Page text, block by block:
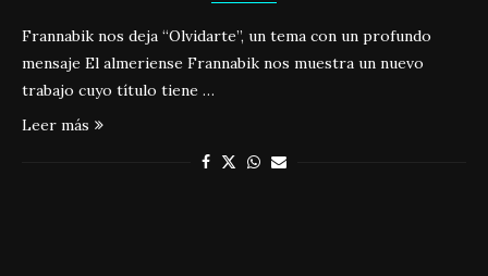
Frannabik nos deja “Olvidarte”, un tema con un profundo
mensaje El almeriense Frannabik nos muestra un nuevo
trabajo cuyo título tiene …
Leer más